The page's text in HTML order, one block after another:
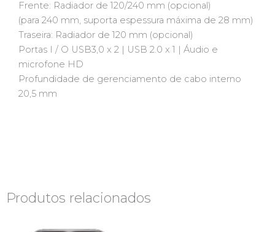
Frente: Radiador de 120/240 mm (opcional)
(para 240 mm, suporta espessura máxima de 28 mm)
Traseira: Radiador de 120 mm (opcional)
Portas I / O USB3,0 x 2 | USB 2.0 x 1 | Áudio e
microfone HD
Profundidade de gerenciamento de cabo interno
20,5 mm
Produtos relacionados